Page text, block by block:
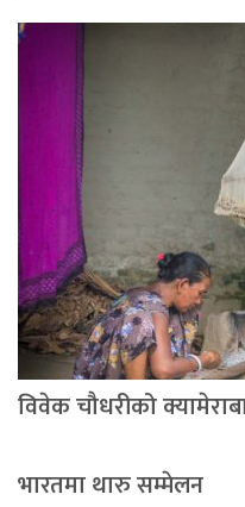
विवेक चौधरीको
भारतमा थारु सम्मेलन